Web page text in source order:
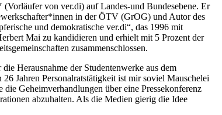
von ver.di) auf Landes-und Bundesebene. Er
in der ÖTV (GrOG) und Autor des
und demokratische ver.di“, das 1996 mit
Mai zu kandidieren und erhielt mit 5 Prozent der
zusammenschlossen.
Herausnahme der Studentenwerke aus dem
Jahren Personalratstätigkeit ist mir soviel Mauschelei
Geheimverhandlungen über eine Pressekonferenz
abzuhalten. Als die Medien gierig die Idee